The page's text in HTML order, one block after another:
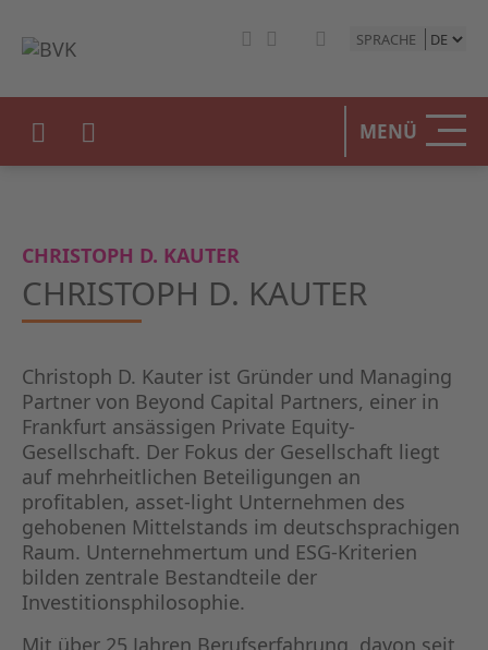
SPRACHE
MENÜ
CHRISTOPH D. KAUTER
CHRISTOPH D. KAUTER
Christoph D. Kauter ist Gründer und Managing
Partner von Beyond Capital Partners, einer in
Frankfurt ansässigen Private Equity-
Gesellschaft. Der Fokus der Gesellschaft liegt
auf mehrheitlichen Beteiligungen an
profitablen, asset-light Unternehmen des
gehobenen Mittelstands im deutschsprachigen
Raum. Unternehmertum und ESG-Kriterien
bilden zentrale Bestandteile der
Investitionsphilosophie.
Mit über 25 Jahren Berufserfahrung, davon seit
DER